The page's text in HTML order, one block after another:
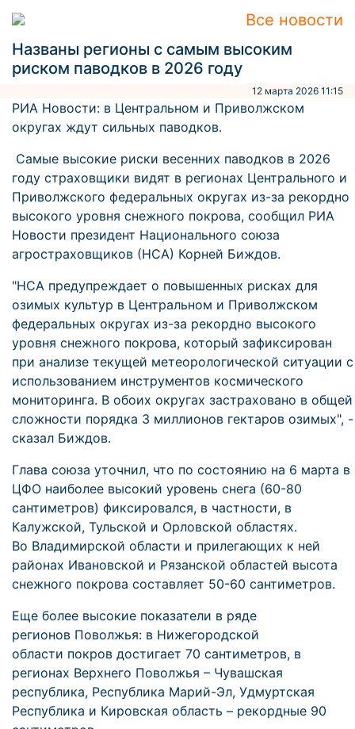
Все новости
Названы регионы с самым высоким
риском паводков в 2026 году
12 марта 2026 11:15
РИА Новости: в Центральном и Приволжском
округах ждут сильных паводков.
Самые высокие риски весенних паводков в 2026
году страховщики видят в регионах Центрального и
Приволжского федеральных округах из-за рекордно
высокого уровня снежного покрова, сообщил РИА
Новости президент Национального союза
агростраховщиков (НСА) Корней Биждов.
"НСА предупреждает о повышенных рисках для
озимых культур в Центральном и Приволжском
федеральных округах из-за рекордно высокого
уровня снежного покрова, который зафиксирован
при анализе текущей метеорологической ситуации с
использованием инструментов космического
мониторинга. В обоих округах застраховано в общей
сложности порядка 3 миллионов гектаров озимых", -
сказал Биждов.
Глава союза уточнил, что по состоянию на 6 марта в
ЦФО наиболее высокий уровень снега (60-80
сантиметров) фиксировался, в частности, в
Калужской, Тульской и Орловской областях.
Во Владимирской области и прилегающих к ней
районах Ивановской и Рязанской областей высота
снежного покрова составляет 50-60 сантиметров.
Еще более высокие показатели в ряде
регионов Поволжья: в Нижегородской
области покров достигает 70 сантиметров, в
регионах Верхнего Поволжья – Чувашская
республика, Республика Марий-Эл, Удмуртская
Республика и Кировская область – рекордные 90